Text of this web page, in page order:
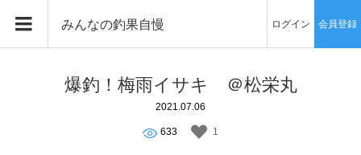
みんなの釣果自慢 ログイン 会員登録
爆釣！梅雨イサキ ＠松栄丸
2021.07.06
633 1